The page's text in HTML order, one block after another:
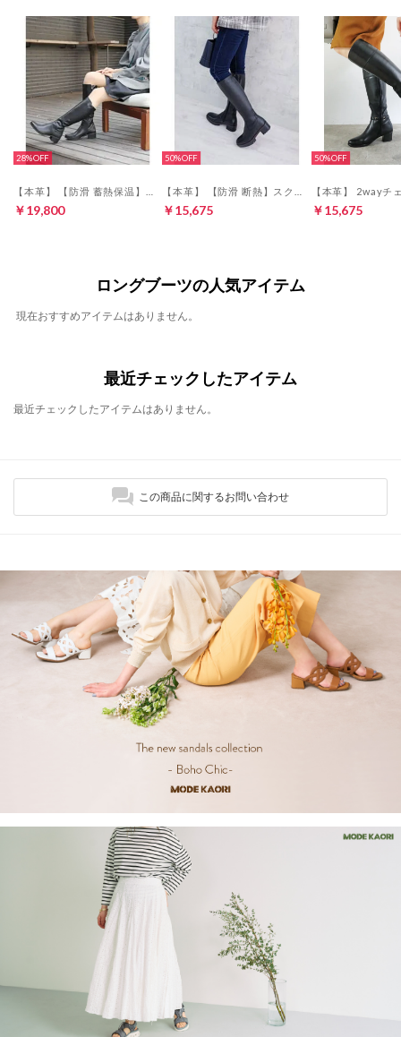
28%
￥19,800
50%
￥15,675
50%
￥15,675
ロングブーツの人気アイテム
現在おすすめアイテムはありません。
最近チェックしたアイテム
最近チェックしたアイテムはありません。
この商品に関するお問い合わせ